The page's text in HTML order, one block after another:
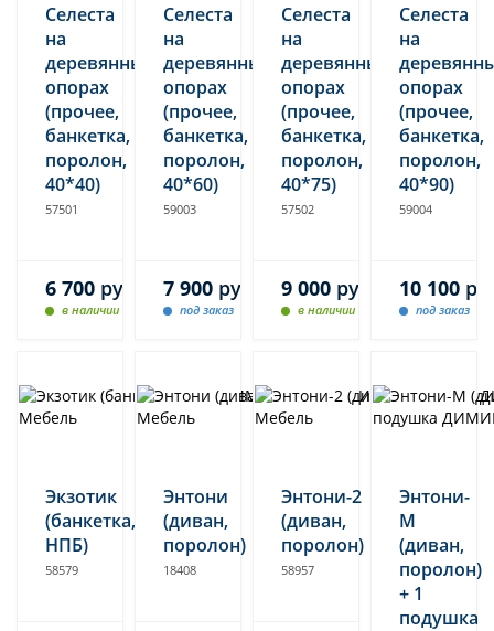
Селеста
на
деревянных
опорах
(прочее,
банкетка,
поролон,
40*40)
57501
6 700 руб.
в наличии
Селеста
на
деревянных
опорах
(прочее,
банкетка,
поролон,
40*60)
59003
7 900 руб.
под заказ
Селеста
на
деревянных
опорах
(прочее,
банкетка,
поролон,
40*75)
57502
9 000 руб.
в наличии
Селеста
на
опорах
(прочее,
банкетка,
поролон,
40*90)
59004
10 100
под заказ
Экзотик
(банкетка,
НПБ)
58579
Энтони
(диван,
поролон)
18408
Энтони-2
(диван,
поролон)
58957
Энтони-
М
(диван,
поролон)
+ 1
подушка